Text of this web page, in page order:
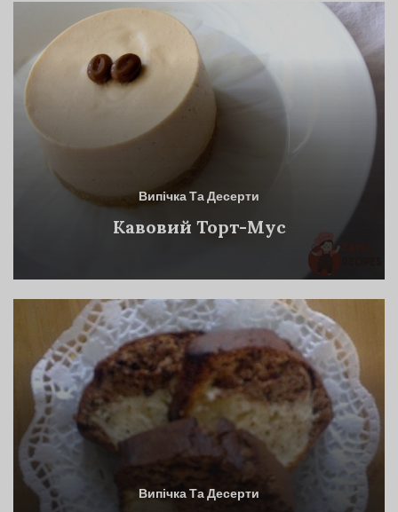
Випічка Та Десерти
Кавовий Торт-Мус
Випічка Та Десерти